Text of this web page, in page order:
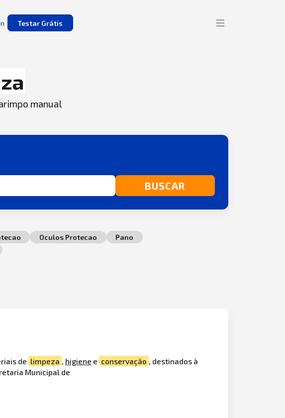
Testar Grátis
manual
BUSCAR
Oculos Protecao
Pano
de limpeza , higiene e conservação , destinados à
Municipal de